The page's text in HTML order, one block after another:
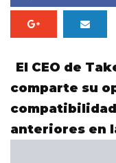
El CEO de
comparte su
anteriores en